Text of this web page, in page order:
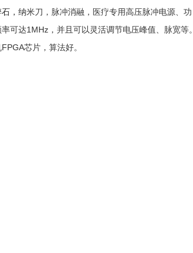
， 纳米刀，脉冲消融，医疗专用高压脉冲电源、功
可达1MHz，并且可以灵活调节电压峰值、脉宽等。
芯片，算法好。